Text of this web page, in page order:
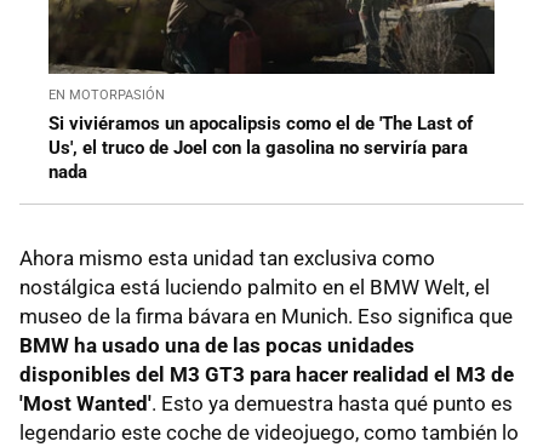
EN MOTORPASIÓN
Si viviéramos un apocalipsis como el de 'The Last of
Us', el truco de Joel con la gasolina no serviría para
nada
Ahora mismo esta unidad tan exclusiva como
nostálgica está luciendo palmito en el BMW Welt, el
museo de la firma bávara en Munich. Eso significa que
BMW ha usado una de las pocas unidades
disponibles del M3 GT3 para hacer realidad el M3 de
'Most Wanted'. Esto ya demuestra hasta qué punto es
legendario este coche de videojuego, como también lo